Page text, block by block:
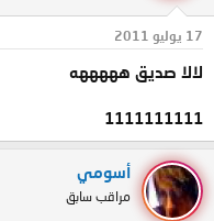
17 يوليو 2011
لالا صديق هههههه
1111111111
أسومي
مراقب سابق